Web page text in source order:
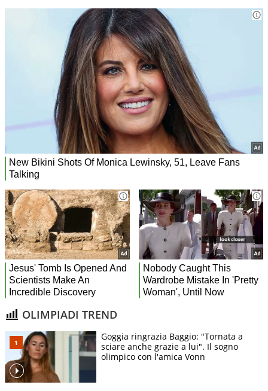
OLIMPIADI TREND
Goggia ringrazia Baggio: "Tornata a
sciare anche grazie a lui". Il sogno
olimpico con l'amica Vonn